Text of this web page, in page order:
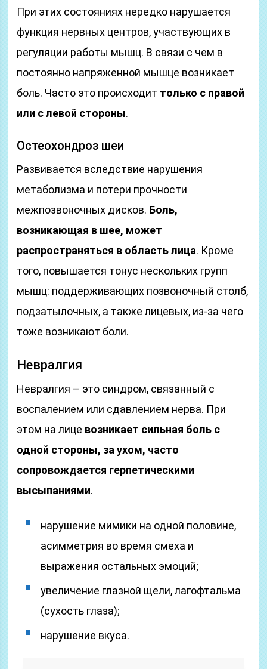
При этих состояниях нередко нарушается
функция нервных центров, участвующих в
регуляции работы мышц. В связи с чем в
постоянно напряженной мышце возникает
боль. Часто это происходит только с правой
или с левой стороны.
Остеохондроз шеи
Развивается вследствие нарушения
метаболизма и потери прочности
межпозвоночных дисков. Боль,
возникающая в шее, может
распространяться в область лица. Кроме
того, повышается тонус нескольких групп
мышц: поддерживающих позвоночный столб,
подзатылочных, а также лицевых, из-за чего
тоже возникают боли.
Невралгия
Невралгия – это синдром, связанный с
воспалением или сдавлением нерва. При
этом на лице возникает сильная боль с
одной стороны, за ухом, часто
сопровождается герпетическими
высыпаниями.
нарушение мимики на одной половине,
асимметрия во время смеха и
выражения остальных эмоций;
увеличение глазной щели, лагофтальма
(сухость глаза);
нарушение вкуса.